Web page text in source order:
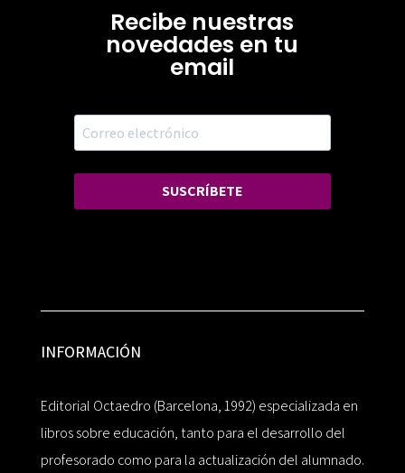
Recibe nuestras
novedades en tu
email
SUSCRÍBETE
INFORMACIÓN
Editorial Octaedro (Barcelona, 1992) especializada en
libros sobre educación, tanto para el desarrollo del
profesorado como para la actualización del alumnado.